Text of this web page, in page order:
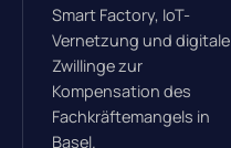
Smart Factory, IoT-
Vernetzung und digitale
Zwillinge zur
Kompensation des
Fachkräftemangels in
Basel.